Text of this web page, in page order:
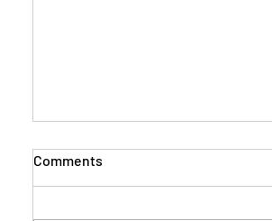
Comments